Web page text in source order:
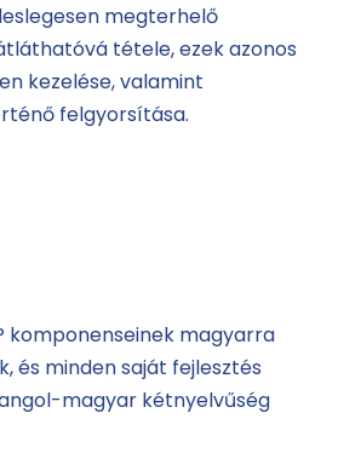
megterhelő
tétele, ezek azonos
kezelése, valamint
felgyorsítása.
komponenseinek magyarra
és minden saját fejlesztés
magyar kétnyelvűség